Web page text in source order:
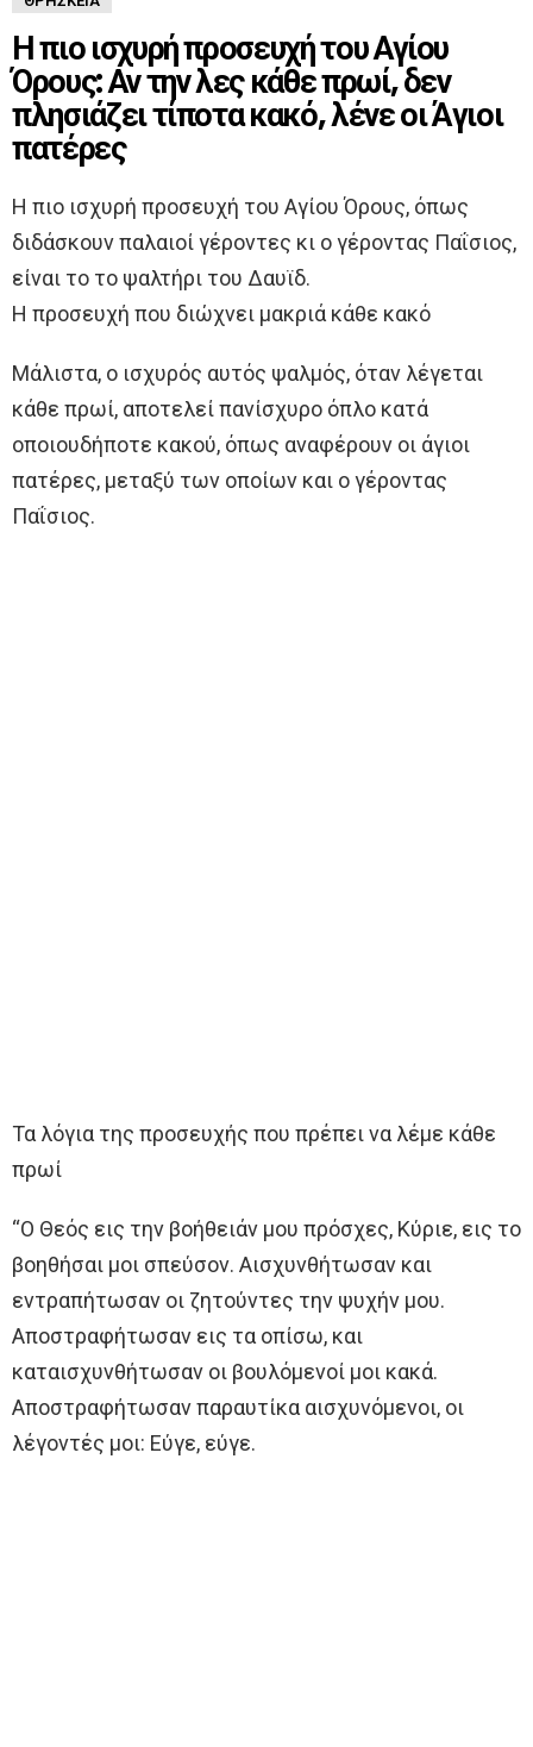
Η πιο ισχυρή προσευχή του Αγίου
Όρους: Αν την λες κάθε πρωί, δεν
πλησιάζει τίποτα κακό, λένε οι Άγιοι
πατέρες
Η πιο ισχυρή προσευχή του Αγίου Όρους, όπως
διδάσκουν παλαιοί γέροντες κι ο γέροντας Παΐσιος,
είναι το το ψαλτήρι του Δαυϊδ.
Η προσευχή που διώχνει μακριά κάθε κακό
Μάλιστα, ο ισχυρός αυτός ψαλμός, όταν λέγεται
κάθε πρωί, αποτελεί πανίσχυρο όπλο κατά
οποιουδήποτε κακού, όπως αναφέρουν οι άγιοι
πατέρες, μεταξύ των οποίων και ο γέροντας
Παΐσιος.
Τα λόγια της προσευχής που πρέπει να λέμε κάθε
πρωί
“Ο Θεός εις την βοήθειάν μου πρόσχες, Κύριε, εις το
βοηθήσαι μοι σπεύσον. Αισχυνθήτωσαν και
εντραπήτωσαν οι ζητούντες την ψυχήν μου.
Αποστραφήτωσαν εις τα οπίσω, και
καταισχυνθήτωσαν οι βουλόμενοί μοι κακά.
Αποστραφήτωσαν παραυτίκα αισχυνόμενοι, οι
λέγοντές μοι: Εύγε, εύγε.